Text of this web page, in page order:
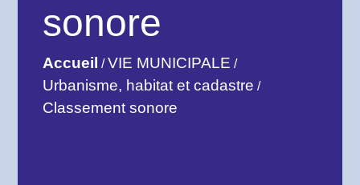
sonore
Accueil /VIE MUNICIPALE /
Urbanisme, habitat et cadastre /
Classement sonore